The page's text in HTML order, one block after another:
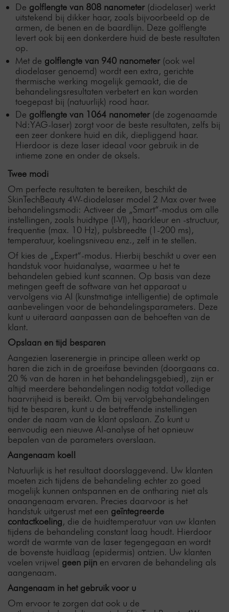
De golflengte van 808 nanometer (diodelaser) werkt
uitstekend bij dikker haar, zoals bijvoorbeeld op de
armen, de benen en de baardlijn. Deze golflengte
levert ook bij een donkerdere huid de beste resultaten
op.
Met de golflengte van 940 nanometer (ook wel
diodelaser genoemd) wordt een extra, gerichte
thermische werking mogelijk gemaakt, die de
behandelingsresultaten verbetert en kan worden
toegepast bij (natuurlijk) rood haar.
De golflengte van 1064 nanometer(de zogenaamde
Nd:YAG-laser) zorgt voor de beste resultaten, zelfs bij
een zeer donkere huid en dik, diepliggend haar.
Hierdoor is deze laser ideaal voor gebruik in de
intieme zone en onder de oksels.
Twee modi
Om perfecte resultaten te bereiken, beschikt de
SkinTechBeauty 4W-diodelaser model 2 Max over twee
behandelingsmodi: Activeer de „Smart“-modus om alle
instellingen, zoals huidtype (I-VI), haarkleur en -structuur,
frequentie (max. 10 Hz), pulsbreedte (1-200 ms),
temperatuur, koelingsniveau enz., zelf in te stellen.
Of kies de „Expert“-modus. Hierbij beschikt u over een
handstuk voor huidanalyse, waarmee u het te
behandelen gebied kunt scannen. Op basis van deze
metingen geeft de software van het apparaat u
vervolgens via AI (kunstmatige intelligentie) de optimale
aanbevelingen voor de behandelingsparameters. Deze
kunt u uiteraard aanpassen aan de behoeften van de
klant.
Opslaan en tijd besparen
Aangezien laserenergie in principe alleen werkt op
haren die zich in de groeifase bevinden (doorgaans ca.
20 % van de haren in het behandelingsgebied), zijn er
altijd meerdere behandelingen nodig totdat volledige
haarvrijheid is bereikt. Om bij vervolgbehandelingen
tijd te besparen, kunt u de betreffende instellingen
onder de naam van de klant opslaan. Zo kunt u
eenvoudig een nieuwe AI-analyse of het opnieuw
bepalen van de parameters overslaan.
Aangenaam koel!
Natuurlijk is het resultaat doorslaggevend. Uw klanten
moeten zich tijdens de behandeling echter zo goed
mogelijk kunnen ontspannen en de ontharing niet als
onaangenaam ervaren. Precies daarvoor is het
handstuk uitgerust met een geïntegreerde
contactkoeling, die de huidtemperatuur van uw klanten
tijdens de behandeling constant laag houdt. Hierdoor
wordt de warmte van de laser tegengegaan en wordt
de bovenste huidlaag (epidermis) ontzien. Uw klanten
voelen vrijwel geen pijn en ervaren de behandeling als
aangenaam.
Aangenaam in het gebruik voor u
Om ervoor te zorgen dat ook u de